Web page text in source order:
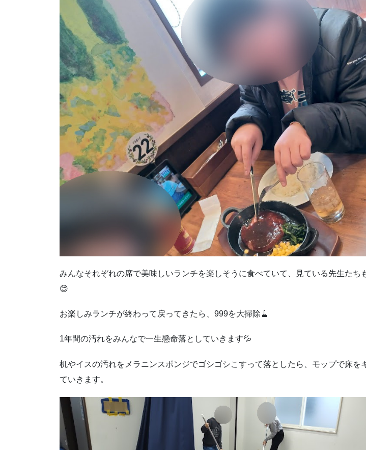
みんなそれぞれの席で美味しいランチを楽しそうに食べていて、見ている先生たち
😊
お楽しみランチが終わって戻ってきたら、999を大掃除🧹
1年間の汚れをみんなで一生懸命落としていきます💦
机やイスの汚れをメラニンスポンジでゴシゴシこすって落としたら、モップで床を
ていきます。